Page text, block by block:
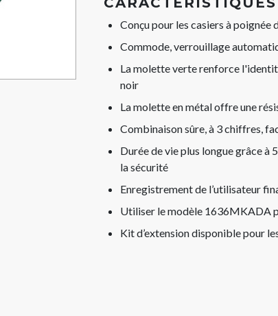
Conçu pour les casiers à
Commode, verrouillage
La molette verte renforce
noir
La molette en métal offre une
Combinaison sûre, à 3 chiffres,
Durée de vie plus longue grâce
la sécurité
Enregistrement de l’utilisateur
Utiliser le modèle 1636MKADA
Kit d’extension disponible pour